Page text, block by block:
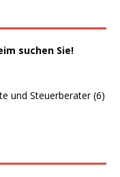
suchen Sie!
und Steuerberater (6)